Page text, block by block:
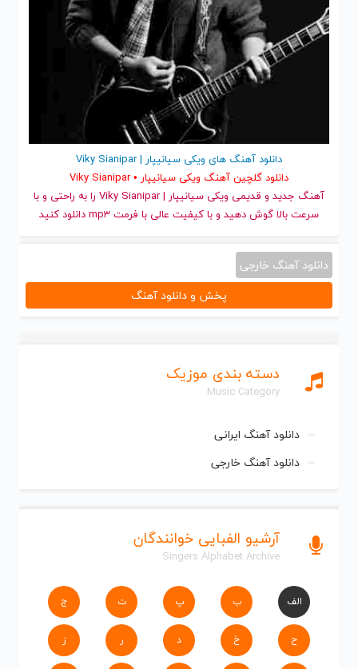
دسته بندی موزیک
Music Category
دانلود آهنگ ایرانی
دانلود آهنگ خارجی
آرشیو الفبایی خوانندگان
Singers Alphabet Archive
الف ب پ ت ج
ح خ د ر ز
دانلود آهنگ های ویکی سیانیپار | Viky Sianipar
دانلود گلچین آهنگ ویکی سیانیپار • Viky Sianipar
آهنگ جدید
و قدیمی ویکی سیانیپار | Viky Sianipar را به راحتی و با
سرعت بالا گوش دهید و با کیفیت عالی با فرمت mp3 دانلود کنید
دانلود آهنگ خارجی
پخش و دانلود آهنگ